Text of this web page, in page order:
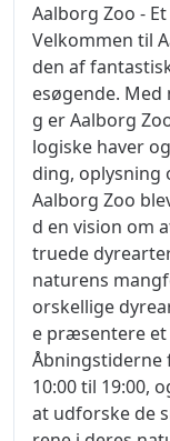
Aalborg Zoo -
Velkommen til
den af
esøgende.
g er Aalborg
logiske haver
ding, oplysning
Aalborg Zoo
d en vision om
truede
naturens
orskellige
e præsentere
Åbningstiderne
10:00 til 19:00,
at udforske de